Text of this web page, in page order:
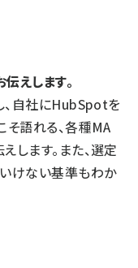
えします。
自社にHubSpotを
そ語れる、各種MA
します。また、選定
けない基準もわか